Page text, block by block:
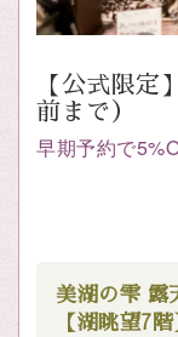
【公式限定
前まで）
早期予約で
美湖の雫 露
【湖眺望7階